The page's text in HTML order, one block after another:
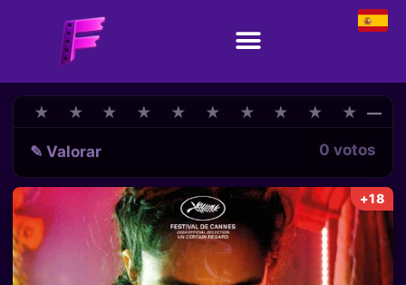
★
★ ★
★ ★
★ ★
★ ★
★ ★
★ ★
★ ★
★ ★
★ ★
★ —
✎ Valorar 0 votos
+18